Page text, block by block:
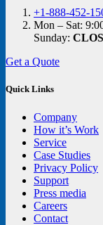
+1-888-452-
Mon – Sat:
Sunday:
Get a Quote
Quick Links
Company
How it’s Work
Service
Case Studies
Privacy Policy
Support
Press media
Careers
Contact